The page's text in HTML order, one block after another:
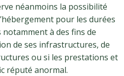
néanmoins la possibilité
pour les durées
à des fins de
de ses infrastructures, de
ou si les prestations et
réputé anormal.